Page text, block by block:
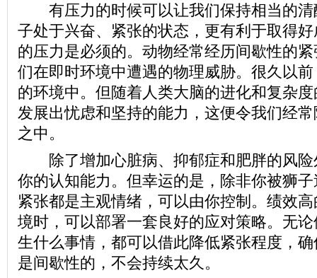
有压力的时候可以让我们保持相当的清
子处于兴奋、紧张的状态，更有利于取得
的压力是必须的。动物经常经历间歇性的
们在即时环境中遭遇的物理威胁。很久以
的环境中。但随着人类大脑的进化和复杂
发展出忧虑和坚持的能力，这便令我们经
之中。
除了增加心脏病、抑郁症和肥胖的风险
你的认知能力。但幸运的是，除非你被狮
紧张都是主观情绪，可以由你控制。绩效
境时，可以部署一套良好的应对策略。无
生什么事情，都可以借此降低紧张程度，
是间歇性的，不会持续太久。